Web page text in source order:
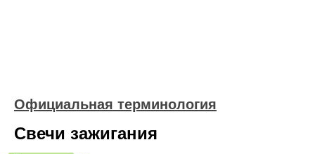
Официальная терминология
Свечи зажигания